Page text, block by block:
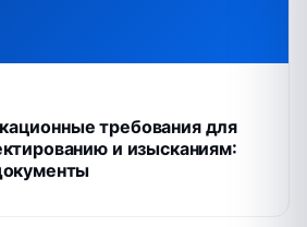
требования для
и изысканиям: